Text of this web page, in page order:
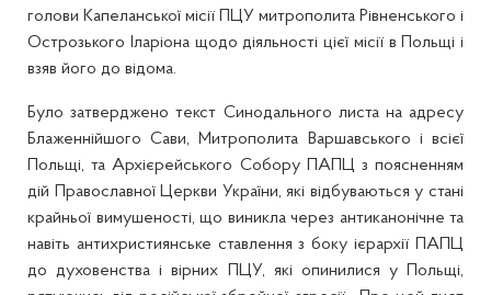
голови Капеланської місії ПЦУ митрополита Рівненського і
Острозького Іларіона щодо діяльності цієї місії в Польщі і
взяв його до відома.
Було затверджено текст Синодального листа на адресу
Блаженнійшого Сави, Митрополита Варшавського і всієї
Польщі, та Архієрейського Собору ПАПЦ з поясненням
дій Православної Церкви України, які відбуваються у стані
крайньої вимушеності, що виникла через антиканонічне та
навіть антихристиянське ставлення з боку ієрархії ПАПЦ
до духовенства і вірних ПЦУ, які опинилися у Польщі,